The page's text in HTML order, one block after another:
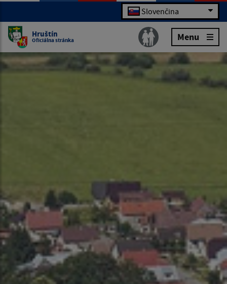
Slovenčina
Hruštín
Oficiálna stránka Menu